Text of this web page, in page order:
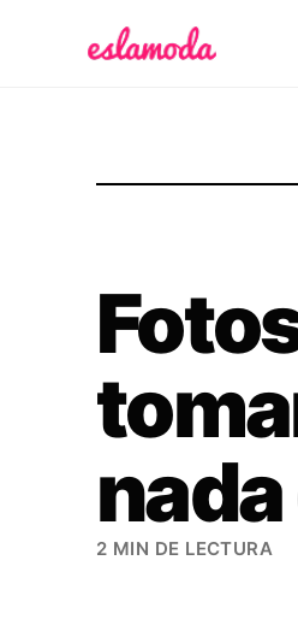
2 MIN DE LECTURA